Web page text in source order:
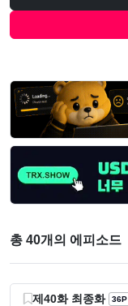
총 40개의 에피소드
제40화 최종화 36P